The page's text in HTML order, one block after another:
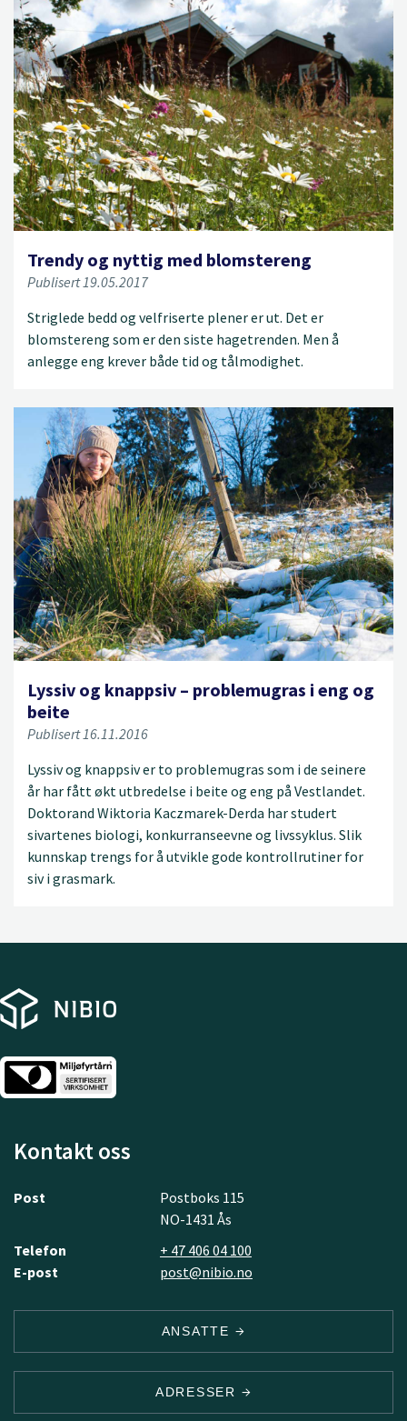
Trendy og nyttig med blomstereng
Publisert 19.05.2017
Striglede bedd og velfriserte plener er ut. Det er
blomstereng som er den siste hagetrenden. Men å
anlegge eng krever både tid og tålmodighet.
Lyssiv og knappsiv – problemugras i eng og
beite
Publisert 16.11.2016
Lyssiv og knappsiv er to problemugras som i de seinere
år har fått økt utbredelse i beite og eng på Vestlandet.
Doktorand Wiktoria Kaczmarek-Derda har studert
sivartenes biologi, konkurranseevne og livssyklus. Slik
kunnskap trengs for å utvikle gode kontrollrutiner for
siv i grasmark.
Kontakt oss
Post
Postboks 115
NO-1431 Ås
Telefon
+ 47 406 04 100
E-post
post@nibio.no
ANSATTE
ADRESSER